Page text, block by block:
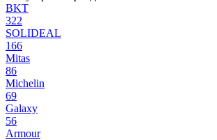
BKT
322
SOLIDEAL
166
Mitas
86
Michelin
69
Galaxy
56
Armour